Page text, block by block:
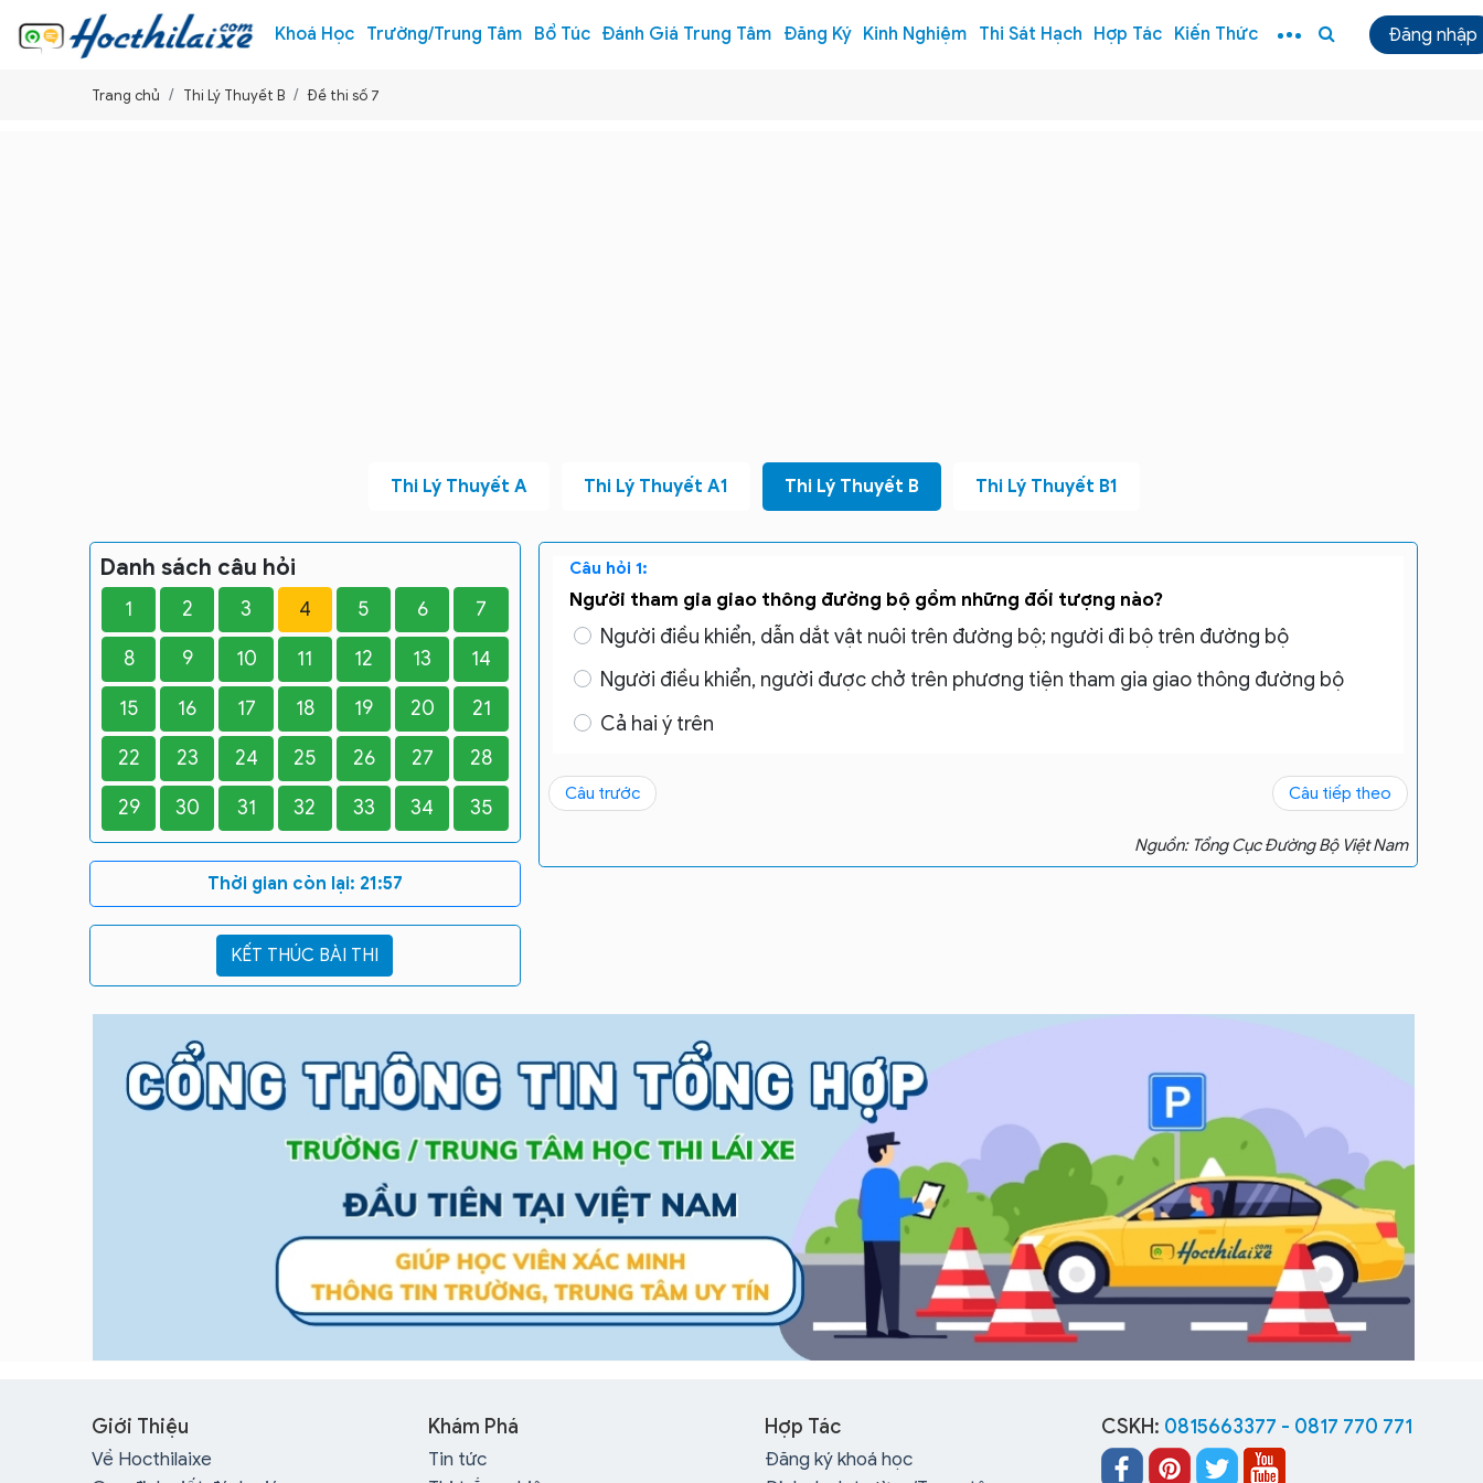
Khoá Học Trường/Trung Tâm Bổ Túc Đánh Giá Trung Tâm Đăng Ký Kinh Nghiệm Thi Sát Hạch Hợp Tác Kiến Thức Đăng nhập
Trang chủ Thi Lý Thuyết B Đề thi số 7
Thi Lý Thuyết A Thi Lý Thuyết A1 Thi Lý Thuyết B Thi Lý Thuyết B1
Danh sách câu hỏi
1 2 3 4 5 6 7
8 9 10 11 12 13 14
15 16 17 18 19 20 21
22 23 24 25 26 27 28
29 30 31 32 33 34 35
Thời gian còn lại: 21:56
Câu hỏi 1:
Người tham gia giao thông đường bộ gồm những đối tượng nào?
Người điều khiển, dẫn dắt vật nuôi trên đường bộ; người đi bộ trên đường bộ
Người điều khiển, người được chở trên phương tiện tham gia giao thông đường bộ
Cả hai ý trên
Câu trước Câu tiếp theo
Nguồn: Tổng Cục Đường Bộ Việt Nam
Giới Thiệu
Về Hocthilaixe
Khám Phá
Tin tức
Hợp Tác
Đăng ký khoá học
CSKH: 0815663377 - 0817 770 771